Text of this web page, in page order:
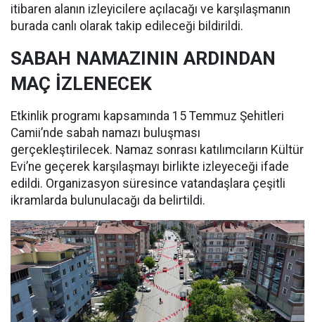
itibaren alanın izleyicilere açılacağı ve karşılaşmanın
burada canlı olarak takip edileceği bildirildi.
SABAH NAMAZININ ARDINDAN
MAÇ İZLENECEK
Etkinlik programı kapsamında 15 Temmuz Şehitleri
Camii’nde sabah namazı buluşması
gerçekleştirilecek. Namaz sonrası katılımcıların Kültür
Evi’ne geçerek karşılaşmayı birlikte izleyeceği ifade
edildi. Organizasyon süresince vatandaşlara çeşitli
ikramlarda bulunulacağı da belirtildi.